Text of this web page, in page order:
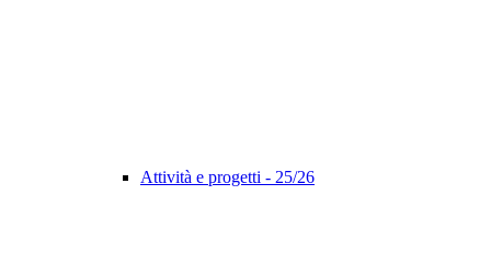
Attività e progetti - 25/26